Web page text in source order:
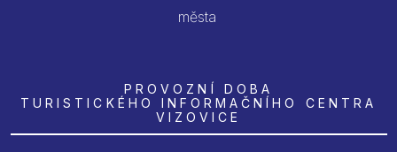
města
PROVOZNÍ DOBA
TURISTICKÉHO INFORMAČNÍHO CENTRA
VIZOVICE